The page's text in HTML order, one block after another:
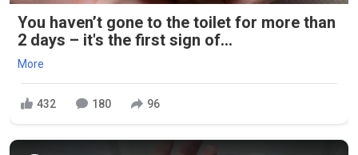
You haven’t gone to the toilet for more than
2 days – it's the first sign of...
More
432 180 96